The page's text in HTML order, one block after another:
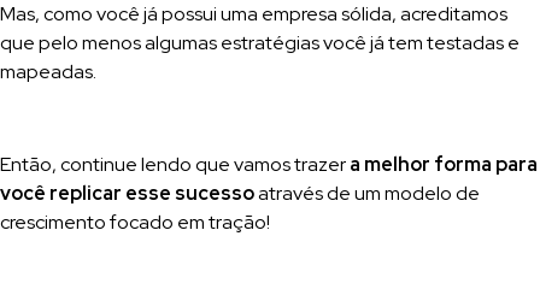
Mas, como você já possui uma empresa sólida, acreditamos
que pelo menos algumas estratégias você já tem testadas e
mapeadas.
Então, continue lendo que vamos trazera melhor forma para
você replicar esse sucessoatravés de um modelo de
crescimento focado em tração!